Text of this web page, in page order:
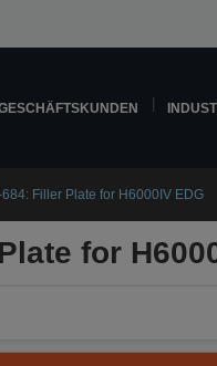
Filler Plate for H6000IV EDG
for